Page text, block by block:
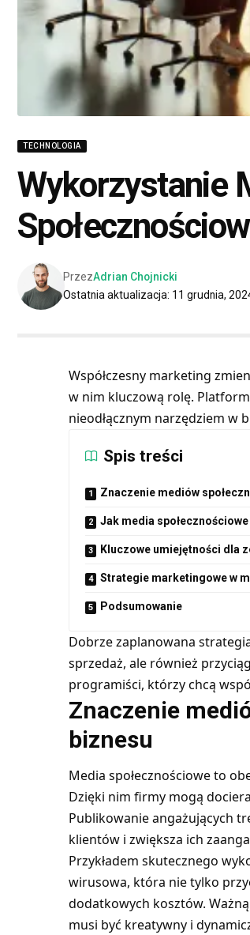
TECHNOLOGIA
Wykorzystanie
Ostatnia aktualizacja: 11 grudnia,
PrzezAdrian Chojnicki
Współczesny marketing
w nim kluczową rolę.
nieodłącznym narzędziem w
Spis treści
Znaczenie mediów
Jak media
Kluczowe umiejętności dla
Strategie marketingowe w
Podsumowanie
Dobrze zaplanowana
sprzedaż, ale również
programiści, którzy chcą
Znaczenie
biznesu
Media społecznościowe to
Dzięki nim firmy mogą
Publikowanie angażujących
klientów i zwiększa ich
Przykładem skutecznego
wirusowa, która nie tylko
dodatkowych kosztów.
musi być kreatywny i